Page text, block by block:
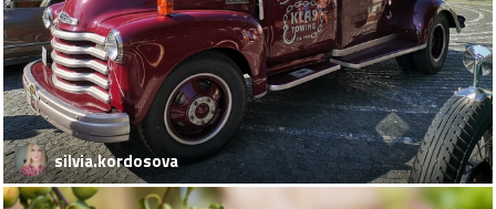
silvia.kordosova